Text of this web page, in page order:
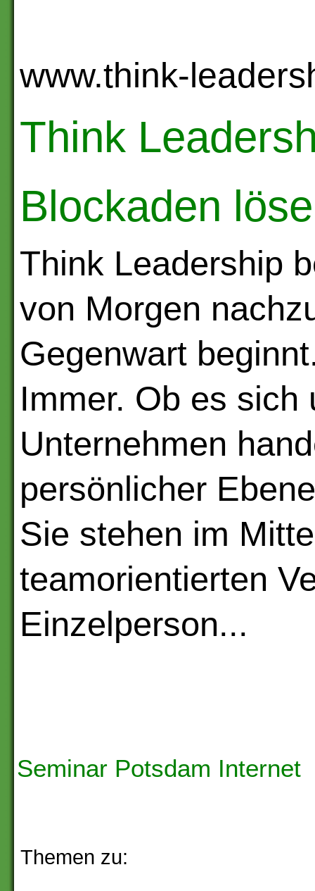
www.think-
Think
Blockaden
Think Leadership
von Morgen
Gegenwart
Immer. Ob es sich
Unternehmen
persönlicher
Sie stehen im
teamorientierten
Einzelperson...
Seminar Potsdam Internet
Themen zu: